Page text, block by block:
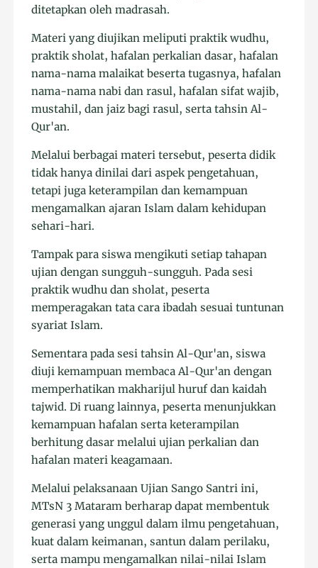
ditetapkan oleh madrasah.
Materi yang diujikan meliputi praktik wudhu,
praktik sholat, hafalan perkalian dasar, hafalan
nama-nama malaikat beserta tugasnya, hafalan
nama-nama nabi dan rasul, hafalan sifat wajib,
mustahil, dan jaiz bagi rasul, serta tahsin Al-
Qur'an.
Melalui berbagai materi tersebut, peserta didik
tidak hanya dinilai dari aspek pengetahuan,
tetapi juga keterampilan dan kemampuan
mengamalkan ajaran Islam dalam kehidupan
sehari-hari.
Tampak para siswa mengikuti setiap tahapan
ujian dengan sungguh-sungguh. Pada sesi
praktik wudhu dan sholat, peserta
memperagakan tata cara ibadah sesuai tuntunan
syariat Islam.
Sementara pada sesi tahsin Al-Qur'an, siswa
diuji kemampuan membaca Al-Qur'an dengan
memperhatikan makharijul huruf dan kaidah
tajwid. Di ruang lainnya, peserta menunjukkan
kemampuan hafalan serta keterampilan
berhitung dasar melalui ujian perkalian dan
hafalan materi keagamaan.
Melalui pelaksanaan Ujian Sango Santri ini,
MTsN 3 Mataram berharap dapat membentuk
generasi yang unggul dalam ilmu pengetahuan,
kuat dalam keimanan, santun dalam perilaku,
serta mampu mengamalkan nilai-nilai Islam